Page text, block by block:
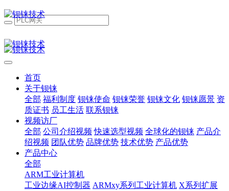
首页
关于钡铼
全部 福利制度 钡铼使命 钡铼荣誉 钡铼文化 钡铼愿景 资
质证书 员工生活 联系钡铼
视频访厂
全部 公司介绍视频 快速选型视频 全球化的钡铼 产品介
绍视频 团队优势 品牌优势 技术优势 产品优势
产品中心
全部
ARM工业计算机
工业边缘AI控制器 ARMxy系列工业计算机 X系列扩展